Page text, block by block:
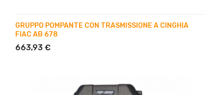
GRUPPO POMPANTE CON TRASMISSIONE A CINGHIA
FIAC AB 678
663,93 €